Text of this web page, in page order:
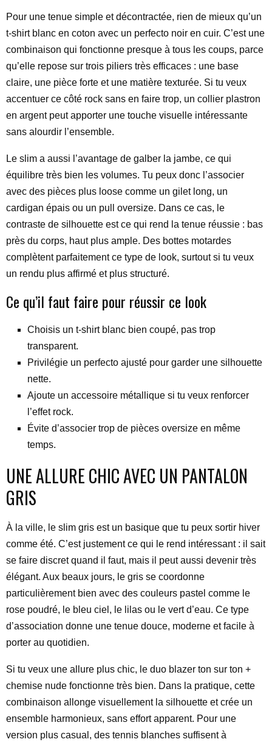
Pour une tenue simple et décontractée, rien de mieux qu’un
t-shirt blanc en coton avec un perfecto noir en cuir. C’est une
combinaison qui fonctionne presque à tous les coups, parce
qu’elle repose sur trois piliers très efficaces : une base
claire, une pièce forte et une matière texturée. Si tu veux
accentuer ce côté rock sans en faire trop, un collier plastron
en argent peut apporter une touche visuelle intéressante
sans alourdir l’ensemble.
Le slim a aussi l’avantage de galber la jambe, ce qui
équilibre très bien les volumes. Tu peux donc l’associer
avec des pièces plus loose comme un gilet long, un
cardigan épais ou un pull oversize. Dans ce cas, le
contraste de silhouette est ce qui rend la tenue réussie : bas
près du corps, haut plus ample. Des bottes motardes
complètent parfaitement ce type de look, surtout si tu veux
un rendu plus affirmé et plus structuré.
Ce qu’il faut faire pour réussir ce look
Choisis un t-shirt blanc bien coupé, pas trop
transparent.
Privilégie un perfecto ajusté pour garder une silhouette
nette.
Ajoute un accessoire métallique si tu veux renforcer
l’effet rock.
Évite d’associer trop de pièces oversize en même
temps.
UNE ALLURE CHIC AVEC UN PANTALON
GRIS
À la ville, le slim gris est un basique que tu peux sortir hiver
comme été. C’est justement ce qui le rend intéressant : il sait
se faire discret quand il faut, mais il peut aussi devenir très
élégant. Aux beaux jours, le gris se coordonne
particulièrement bien avec des couleurs pastel comme le
rose poudré, le bleu ciel, le lilas ou le vert d’eau. Ce type
d’association donne une tenue douce, moderne et facile à
porter au quotidien.
Si tu veux une allure plus chic, le duo blazer ton sur ton +
chemise nude fonctionne très bien. Dans la pratique, cette
combinaison allonge visuellement la silhouette et crée un
ensemble harmonieux, sans effort apparent. Pour une
version plus casual, des tennis blanches suffisent à